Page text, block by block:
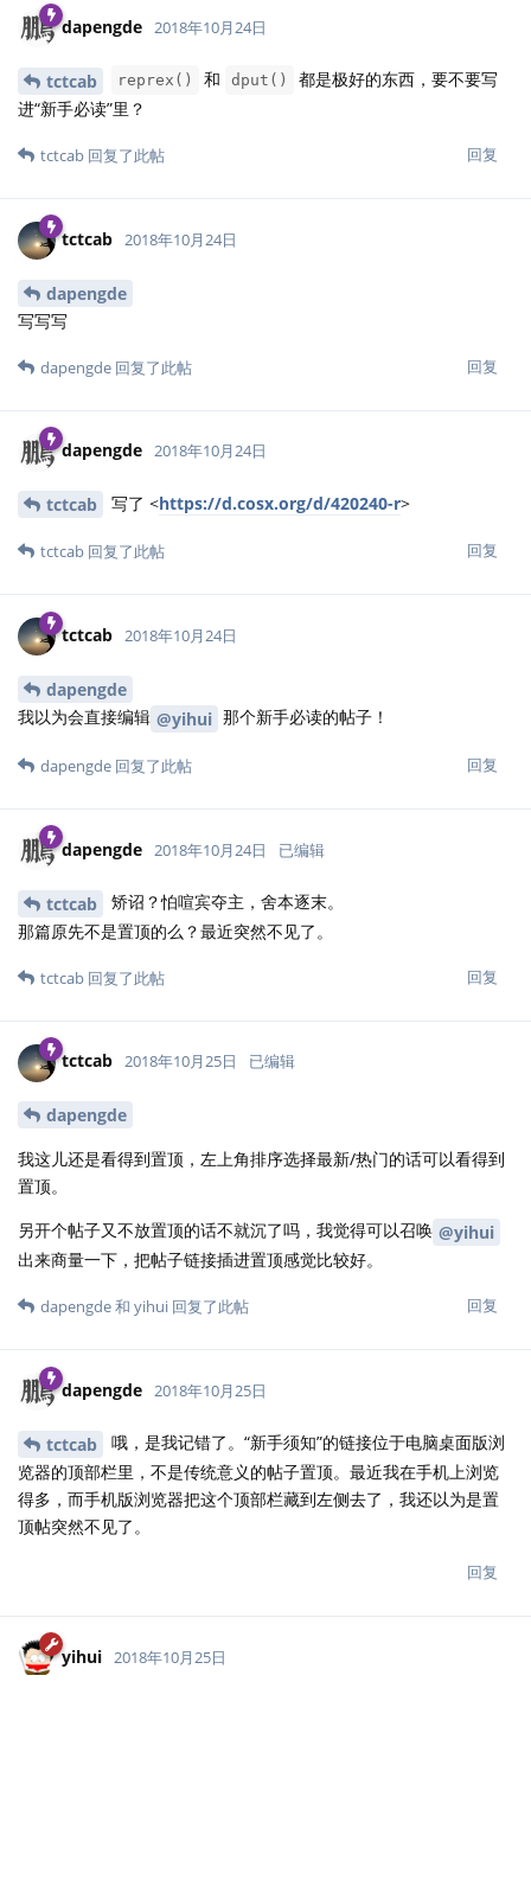
dapengde 2018年10月24日
tctcab reprex() 和 dput()
都是极好的东西，要不要写
进“新手必读”里？
回复
tctcab 回复了此帖
tctcab 2018年10月24日
dapengde
写写写
回复
dapengde 回复了此帖
dapengde 2018年10月24日
tctcab 写了 <https://d.cosx.org/d/420240-r>
回复
tctcab 回复了此帖
tctcab 2018年10月24日
dapengde
我以为会直接编辑 @yihui 那个新手必读的帖子！
回复
dapengde 回复了此帖
dapengde 2018年10月24日 已编辑
tctcab
矫诏？怕喧宾夺主，舍本逐末。
那篇原先不是置顶的么？最近突然不见了。
回复
tctcab 回复了此帖
tctcab 2018年10月25日 已编辑
dapengde
我这儿还是看得到置顶，左上角排序选择最新/热门的话可以看得到
置顶。
另开个帖子又不放置顶的话不就沉了吗，我觉得可以召唤 @yihui
出来商量一下，把帖子链接插进置顶感觉比较好。
回复
dapengde和 yihui 回复了此帖
dapengde 2018年10月25日
tctcab
哦，是我记错了。“新手须知”的链接位于电脑桌面版浏
览器的顶部栏里，不是传统意义的帖子置顶。最近我在手机上浏览
得多，而手机版浏览器把这个顶部栏藏到左侧去了，我还以为是置
顶帖突然不见了。
回复
yihui 2018年10月25日